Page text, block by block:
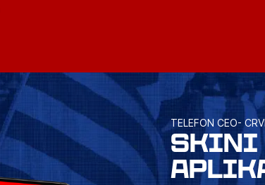
TELEFON CEO-
SKINI